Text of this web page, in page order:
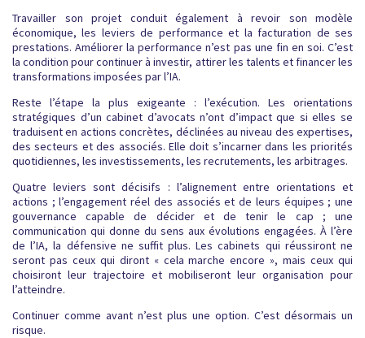
Travailler son projet conduit également à revoir son modèle
économique, les leviers de performance et la facturation de ses
prestations. Améliorer la performance n’est pas une fin en soi. C’est
la condition pour continuer à investir, attirer les talents et financer les
transformations imposées par l’IA.
Reste l’étape la plus exigeante : l’exécution. Les orientations
stratégiques d’un cabinet d’avocats n’ont d’impact que si elles se
traduisent en actions concrètes, déclinées au niveau des expertises,
des secteurs et des associés. Elle doit s’incarner dans les priorités
quotidiennes, les investissements, les recrutements, les arbitrages.
Quatre leviers sont décisifs : l’alignement entre orientations et
actions ; l’engagement réel des associés et de leurs équipes ; une
gouvernance capable de décider et de tenir le cap ; une
communication qui donne du sens aux évolutions engagées. À l’ère
de l’IA, la défensive ne suffit plus. Les cabinets qui réussiront ne
seront pas ceux qui diront « cela marche encore », mais ceux qui
choisiront leur trajectoire et mobiliseront leur organisation pour
l’atteindre.
Continuer comme avant n’est plus une option. C’est désormais un
risque.